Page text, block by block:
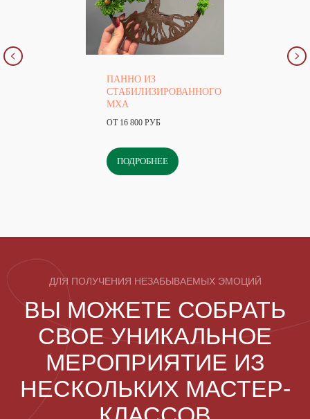
ПАННО ИЗ
СТАБИЛИЗИРОВАННОГО
МХА
ОТ 16 800 РУБ
ПОДРОБНЕЕ